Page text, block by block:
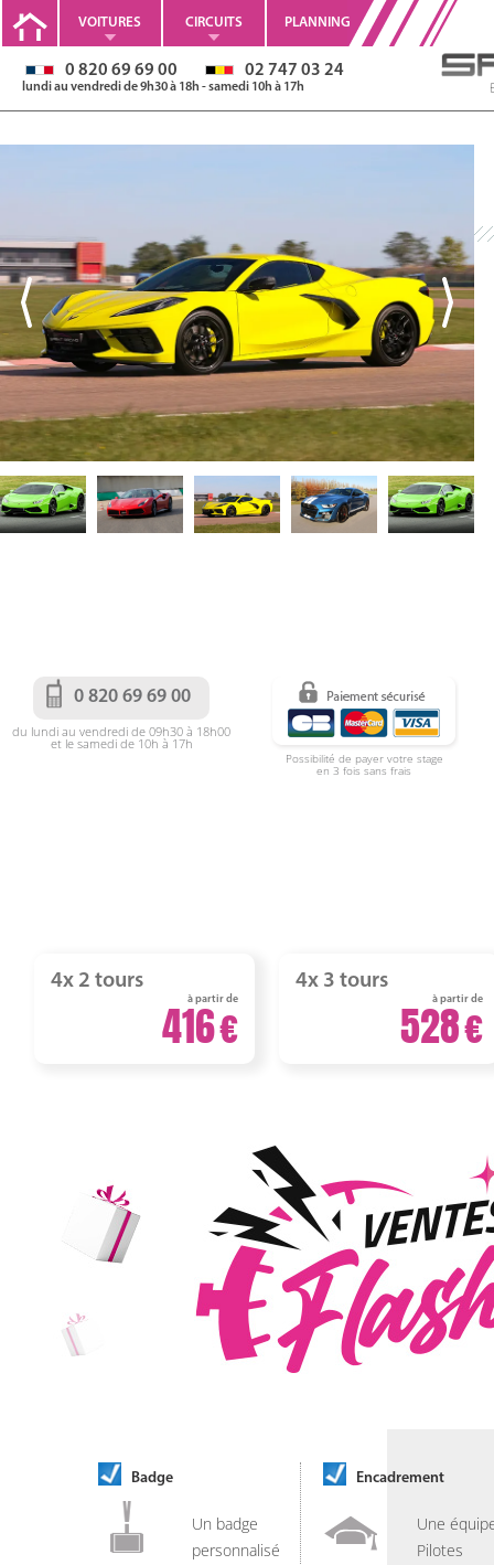
VOITURES CIRCUITS PLANNING
0 820 69 69 00 02 747 03 24
lundi au vendredi de 9h30 à 18h - samedi 10h à 17h
0 820 69 69 00
du lundi au vendredi de 09h30 à 18h00
et le samedi de 10h à 17h
Possibilité de payer votre stage
en 3 fois sans frais
4x 2 tours
à partir de
416
4x 3 tours
à partir de
528
Badge
Un badge
personnalisé
Encadrement
Une
Pilotes